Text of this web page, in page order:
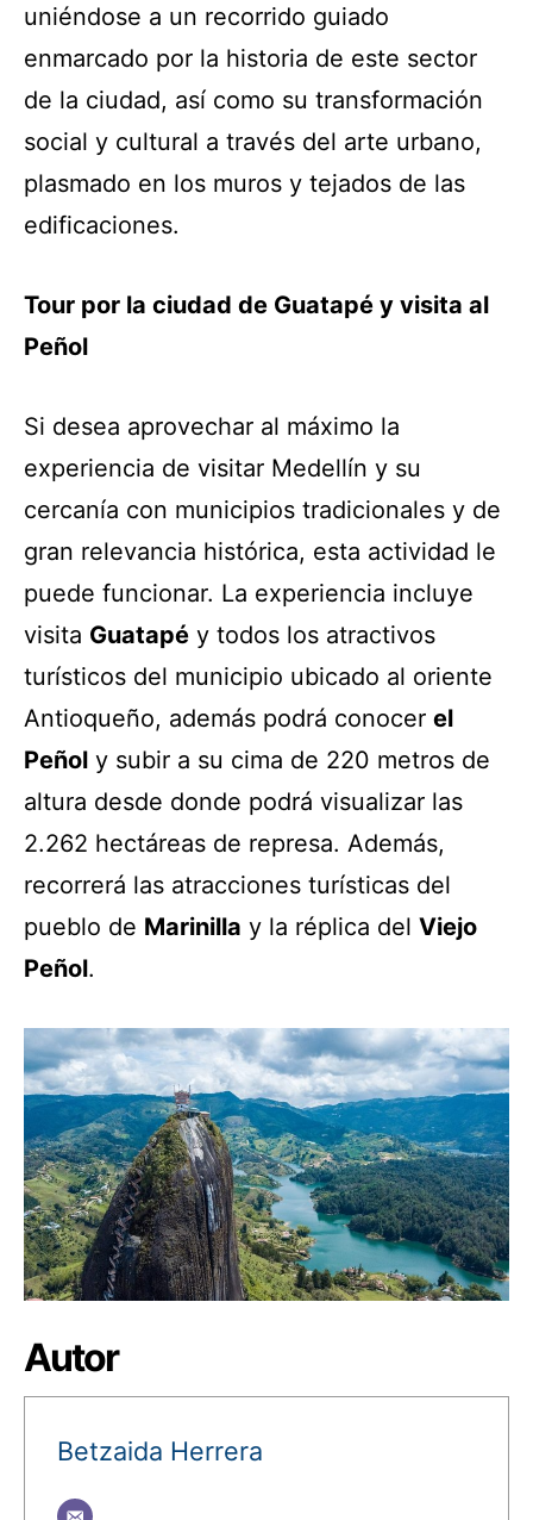
uniéndose a un recorrido guiado
enmarcado por la historia de este sector
de la ciudad, así como su transformación
social y cultural a través del arte urbano,
plasmado en los muros y tejados de las
edificaciones.
Tour por la ciudad de Guatapé y visita al
Peñol
Si desea aprovechar al máximo la
experiencia de visitar Medellín y su
cercanía con municipios tradicionales y de
gran relevancia histórica, esta actividad le
puede funcionar. La experiencia incluye
visita Guatapé y todos los atractivos
turísticos del municipio ubicado al oriente
Antioqueño, además podrá conocer el
Peñol y subir a su cima de 220 metros de
altura desde donde podrá visualizar las
2.262 hectáreas de represa. Además,
recorrerá las atracciones turísticas del
pueblo de Marinilla y la réplica del Viejo
Peñol.
Autor
Betzaida Herrera